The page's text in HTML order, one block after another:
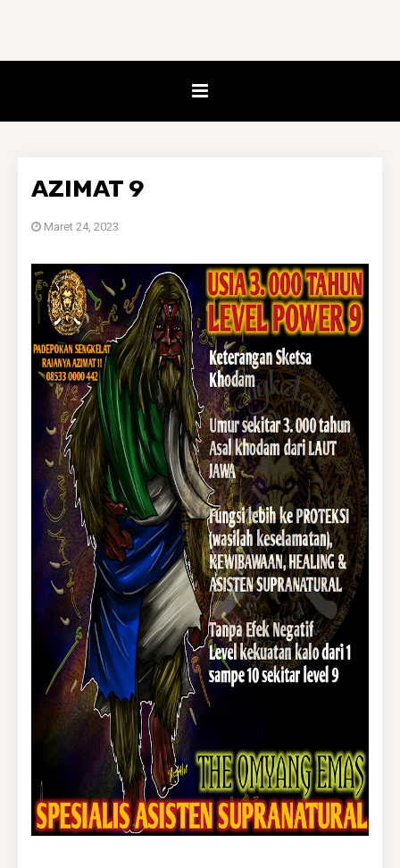
AZIMAT 9
Maret 24, 2023